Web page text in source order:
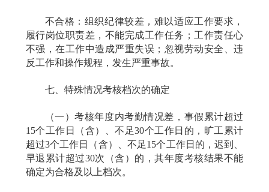
不合格：组织纪律较差，难以适应工作要求，
履行岗位职责差，不能完成工作任务；工作责任心
不强，在工作中造成严重失误；忽视劳动安全、违
反工作和操作规程，发生严重事故。
七、特殊情况考核档次的确定
（一）考核年度内考勤情况差，事假累计超过
15个工作日（含）、不足30个工作日的，旷工累计
超过3个工作日（含）、不足15个工作日的，迟到、
早退累计超过30次（含）的，其年度考核结果不能
确定为合格及以上档次。